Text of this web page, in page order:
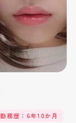
勤務歴：6年10か月